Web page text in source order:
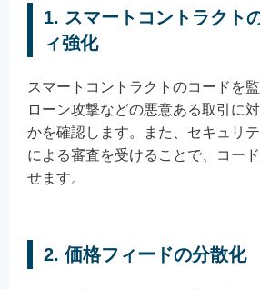
1. スマートコントラクト
ィ強化
スマートコントラクトのコードを
ローン攻撃などの悪意ある取引に
かを確認します。また、セキュリ
による審査を受けることで、コー
せます。
2. 価格フィードの分散化